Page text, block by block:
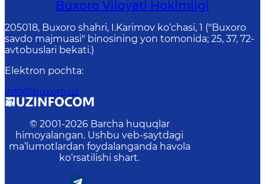
Buxoro Viloyati Hokimligi
205018, Buхоrо shahri, I.Karimov ko‘chаsi, 1 ("Buxoro
savdo majmuasi" binosining yon tomonida; 25, 37, 72-
avtobuslari bekati.)
Elektron pochta:
info@buxoro.uz
© 2001-2026 Barcha huquqlar
himoyalangan. Ushbu veb-saytdagi
ma’lumotlardan foydalanganda havola
ko‘rsatilishi shart.